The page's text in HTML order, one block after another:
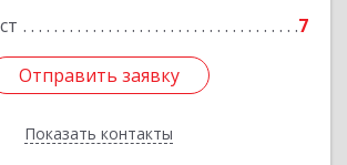
7
Отправить заявку
Показать контакты
Отправить заявку
Назад